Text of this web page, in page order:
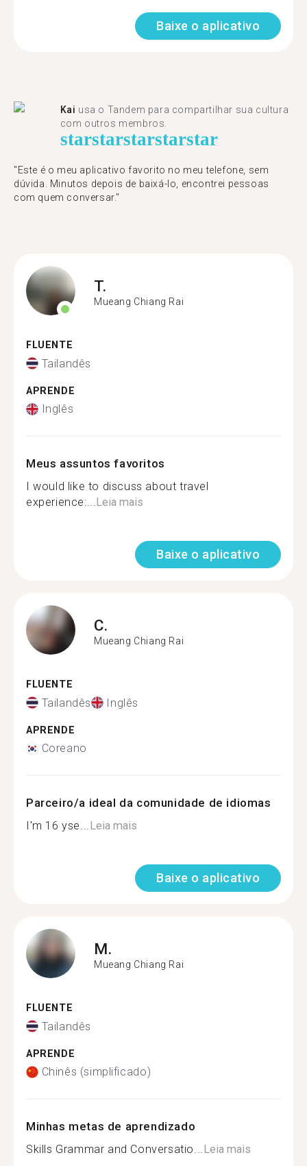
Baixe o aplicativo
Kai usa o Tandem para compartilhar sua cultura
com outros membros.
starstarstarstarstar
"Este é o meu aplicativo favorito no meu telefone, sem
dúvida. Minutos depois de baixá-lo, encontrei pessoas
com quem conversar."
T.
Mueang Chiang Rai
FLUENTE
Tailandês
APRENDE
Inglês
Meus assuntos favoritos
I would like to discuss about travel
experience:...Leia mais
Baixe o aplicativo
C.
Mueang Chiang Rai
FLUENTE
Tailandês Inglês
APRENDE
Coreano
Parceiro/a ideal da comunidade de idiomas
I'm 16 yse...Leia mais
Baixe o aplicativo
M.
Mueang Chiang Rai
FLUENTE
Tailandês
APRENDE
Chinês (simplificado)
Minhas metas de aprendizado
Skills Grammar and Conversatio...Leia mais